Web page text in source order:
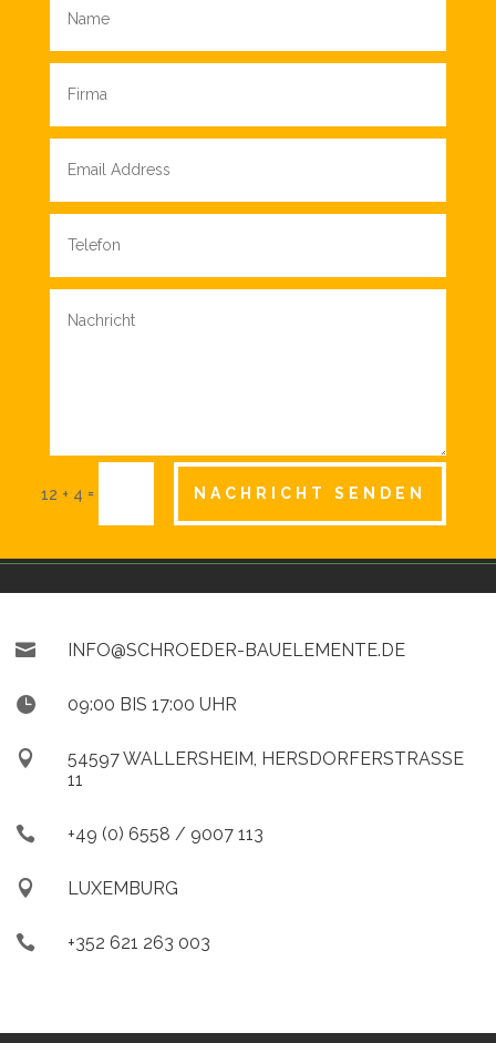
12 + 4 = NACHRICHT SENDEN
 INFO@SCHROEDER-BAUELEMENTE.DE
 09:00 BIS 17:00 UHR

54597 WALLERSHEIM, HERSDORFERSTRASSE 1
1
 +49 (0) 6558 / 9007 113
 LUXEMBURG
 +352 621 263 003